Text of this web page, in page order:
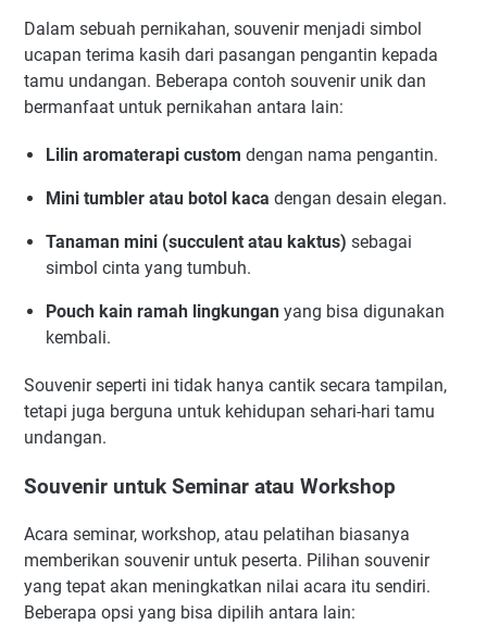
Dalam sebuah pernikahan, souvenir menjadi simbol
ucapan terima kasih dari pasangan pengantin kepada
tamu undangan. Beberapa contoh souvenir unik dan
bermanfaat untuk pernikahan antara lain:
Lilin aromaterapi custom dengan nama pengantin.
Mini tumbler atau botol kaca dengan desain elegan.
Tanaman mini (succulent atau kaktus) sebagai
simbol cinta yang tumbuh.
Pouch kain ramah lingkungan yang bisa digunakan
kembali.
Souvenir seperti ini tidak hanya cantik secara tampilan,
tetapi juga berguna untuk kehidupan sehari-hari tamu
undangan.
Souvenir untuk Seminar atau Workshop
Acara seminar, workshop, atau pelatihan biasanya
memberikan souvenir untuk peserta. Pilihan souvenir
yang tepat akan meningkatkan nilai acara itu sendiri.
Beberapa opsi yang bisa dipilih antara lain: